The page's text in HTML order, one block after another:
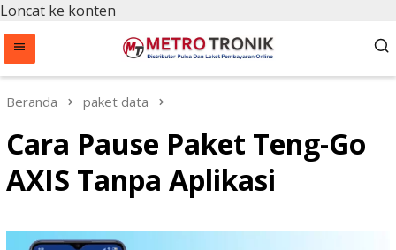
Loncat ke konten
Beranda paket data
Cara Pause Paket Teng-Go
AXIS Tanpa Aplikasi